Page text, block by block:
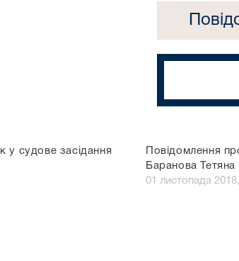
у судове засідання
Повідомлення
Баранова Тетяна
01 листопада